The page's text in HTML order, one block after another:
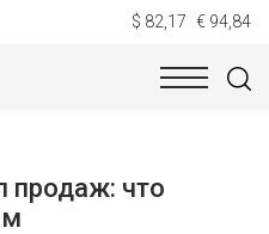
$ 82,17 € 94,84
продаж: что